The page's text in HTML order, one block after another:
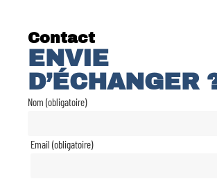
Contact
ENVIE
D’ÉCHANGER
Nom (obligatoire)
Email (obligatoire)